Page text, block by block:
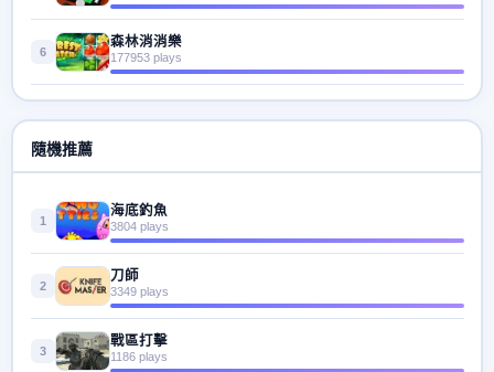
6
森林消消樂
177953 plays
隨機推薦
1
海底釣魚
3804 plays
2
刀師
3349 plays
3
戰區打擊
1186 plays